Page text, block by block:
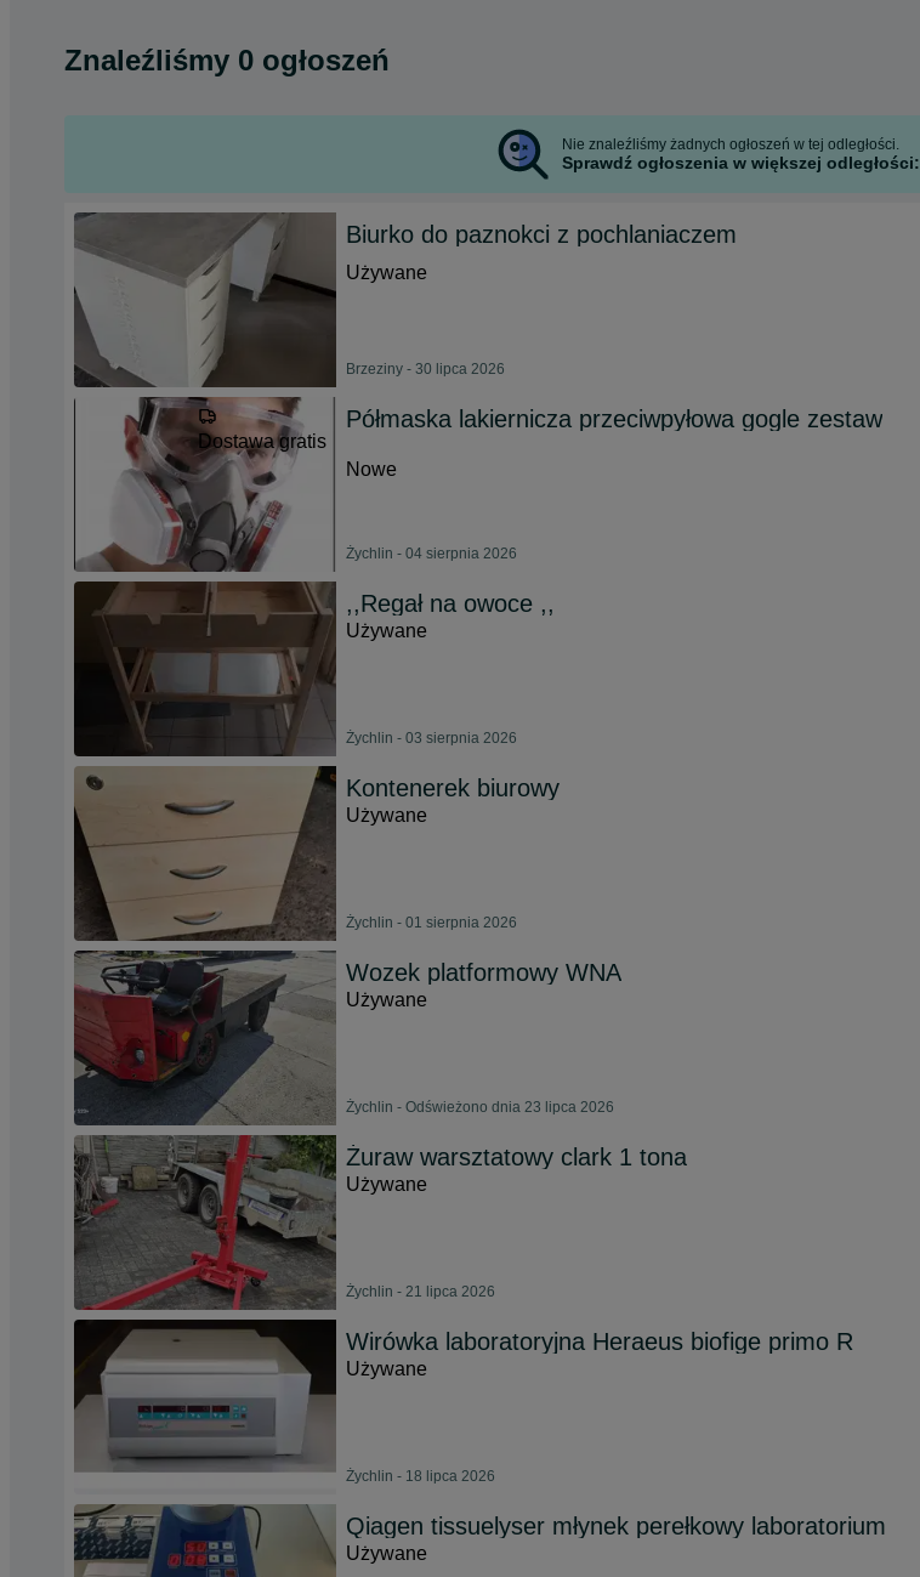
Znaleźliśmy 0 ogłoszeń
Nie znaleźliśmy żadnych ogłoszeń w tej odległości.
Sprawdź ogłoszenia w większej odległości:
Biurko do paznokci z pochlaniaczem
Używane
Brzeziny - 30 lipca 2026
Dostawa gratis
Półmaska lakiernicza przeciwpyłowa gogle zestaw
Nowe
Żychlin - 04 sierpnia 2026
,,Regał na owoce ,,
Używane
Żychlin - 03 sierpnia 2026
Kontenerek biurowy
Używane
Żychlin - 01 sierpnia 2026
Wozek platformowy WNA
Używane
Żychlin - Odświeżono dnia 23 lipca 2026
Żuraw warsztatowy clark 1 tona
Używane
Żychlin - 21 lipca 2026
Wirówka laboratoryjna Heraeus biofige primo R
Używane
Żychlin - 18 lipca 2026
Qiagen tissuelyser młynek perełkowy laboratorium
Używane